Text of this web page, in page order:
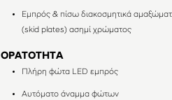
Εμπρός & πίσω διακοσμητικά
(skid plates) ασημί χρώματος
ΟΡΑΤΟΤΗΤΑ
Πλήρη φώτα LED εμπρός
Αυτόματο άναμμα φώτων